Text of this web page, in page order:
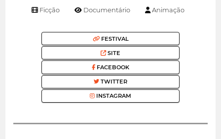
Ficção Documentário Animação
FESTIVAL
SITE
FACEBOOK
TWITTER
INSTAGRAM